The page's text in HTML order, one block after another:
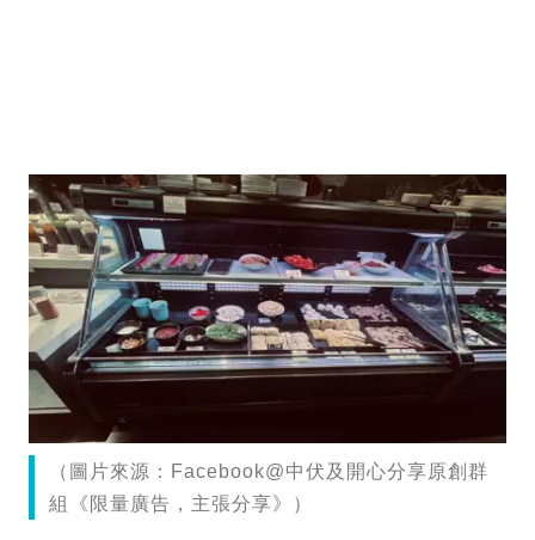
（圖片來源：Facebook@中伏及開心分享原創群
組《限量廣告，主張分享》）